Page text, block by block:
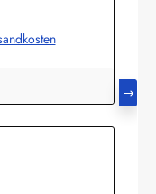
0 - bis 46 cm
1 - bis 52 cm
55 cm Kopfumfang
Str. 1226409